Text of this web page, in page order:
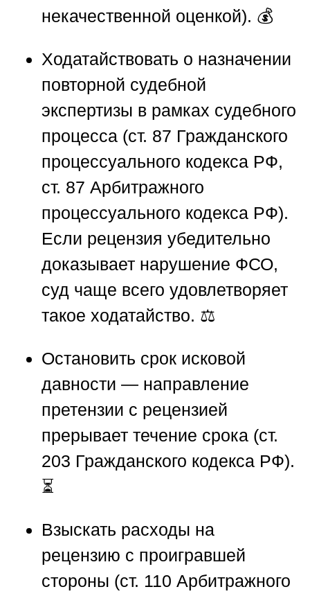
некачественной оценкой). 💰
Ходатайствовать о назначении
повторной судебной
экспертизы в рамках судебного
процесса (ст. 87 Гражданского
процессуального кодекса РФ,
ст. 87 Арбитражного
процессуального кодекса РФ).
Если рецензия убедительно
доказывает нарушение ФСО,
суд чаще всего удовлетворяет
такое ходатайство. ⚖️
Остановить срок исковой
давности — направление
претензии с рецензией
прерывает течение срока (ст.
203 Гражданского кодекса РФ).
⏳
Взыскать расходы на
рецензию с проигравшей
стороны (ст. 110 Арбитражного